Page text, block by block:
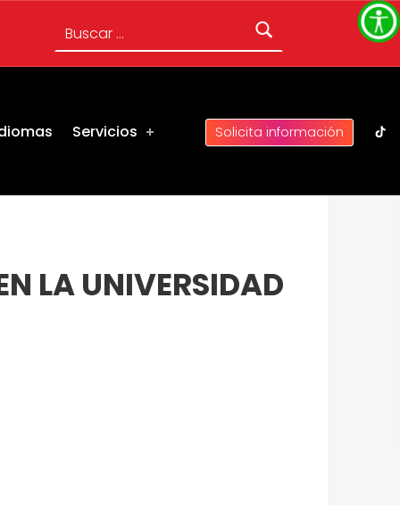
Servicios Solicita información
LA UNIVERSIDAD